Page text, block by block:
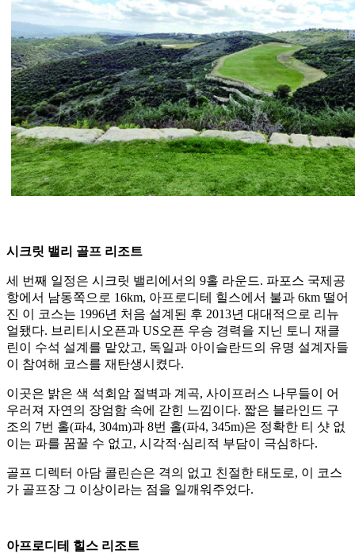
시크릿 밸리 골프 리조트
세 번째 일정은 시크릿 밸리에서의 9홀 라운드. 파포스 국제공
항에서 남동쪽으로 16km, 아프로디테 힐스에서 불과 6km 떨어
진 이 코스는 1996년 처음 설계된 후 2013년 대대적으로 리뉴
얼됐다. 브리티시오픈과 US오픈 우승 경력을 지닌 토니 재클
린이 수석 설계를 맡았고, 독일과 아이슬란드의 유명 설계자들
이 참여해 코스를 재탄생시켰다.
이곳은 밝은 색 석회암 절벽과 계곡, 사이프러스 나무들이 어
우러져 자연의 장엄함 속에 갇힌 느낌이다. 짧은 블라인드 구
조의 7번 홀(파4, 304m)과 8번 홀(파4, 345m)은 정확한 티 샷 없
이는 파를 꿈꿀 수 없고, 시각적·심리적 부담이 극심하다.
골프 디렉터 아담 콜린슨은 격의 없고 친절한 태도로, 이 코스
가 골프장 그 이상이라는 점을 일깨워주었다.
아프로디테 힐스 리조트